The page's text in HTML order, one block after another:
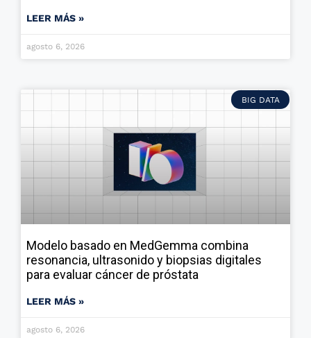
LEER MÁS »
agosto 6, 2026
BIG DATA
Modelo basado en MedGemma combina
resonancia, ultrasonido y biopsias digitales
para evaluar cáncer de próstata
LEER MÁS »
agosto 6, 2026